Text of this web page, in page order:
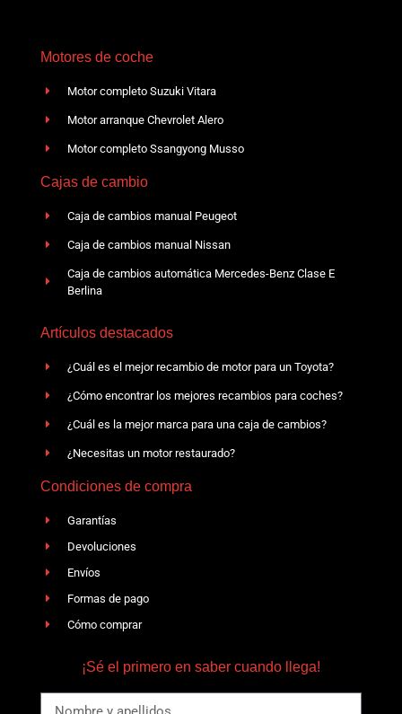
Motores de coche
Motor completo Suzuki Vitara
Motor arranque Chevrolet Alero
Motor completo Ssangyong Musso
Cajas de cambio
Caja de cambios manual Peugeot
Caja de cambios manual Nissan
Caja de cambios automática Mercedes-Benz Clase E
Berlina
Artículos destacados
¿Cuál es el mejor recambio de motor para un Toyota?
¿Cómo encontrar los mejores recambios para coches?
¿Cuál es la mejor marca para una caja de cambios?
¿Necesitas un motor restaurado?
Condiciones de compra
Garantías
Devoluciones
Envíos
Formas de pago
Cómo comprar
¡Sé el primero en saber cuando llega!